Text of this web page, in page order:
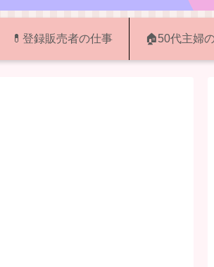
💊登録販売者の仕事 🏠50代主婦